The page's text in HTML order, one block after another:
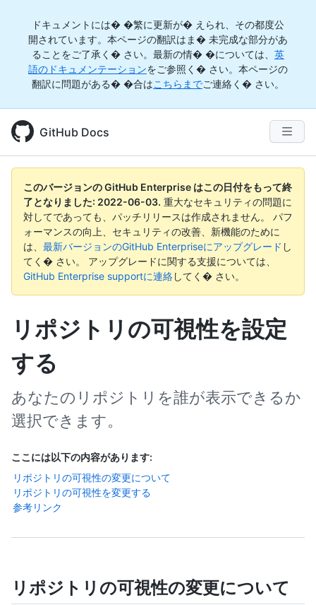
ドキュメントには� �繁に更新が� えられ、その都度公
開されています。本ページの翻訳はま� 未完成な部分があ
ることをご了承く� さい。最新の情� �については、 英
語のドキュメンテーションをご参照く� さい。本ページの
翻訳に問題がある� �合はこちらまでご連絡く� さい。
GitHub Docs
このバージョンの GitHub Enterprise はこの日付をもって終
了となりました: 2022-06-03. 重大なセキュリティの問題に
対してであっても、パッチリリースは作成されません。 パフ
ォーマンスの向上、セキュリティの改善、新機能のために
は、 最新バージョンのGitHub Enterpriseにアップグレード し
てく� さい。 アップグレードに関する支援については、
GitHub Enterprise supportに連絡してく� さい。
リポジトリの可視性を設定
する
ここには以下の内容があります:
リポジトリの可視性の変更について
リポジトリの可視性を変更する
参考リンク
あなたのリポジトリを誰が表示できるか
選択できます。
リポジトリの可視性の変更について